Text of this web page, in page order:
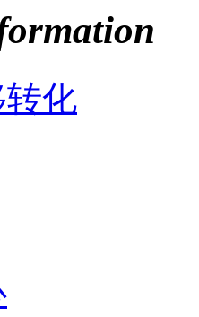
化